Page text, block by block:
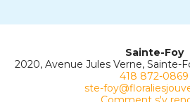
Sainte-Foy
2020, Avenue Jules Verne, Sainte-
418 872-0869
ste-